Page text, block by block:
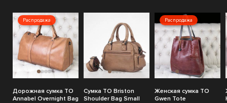
Распродажа
Дорожная сумка TO
Annabel Overnight Bag
Сумка TO Briston
Shoulder Bag Small
Распродажа
Женская сумка TO
Gwen Tote